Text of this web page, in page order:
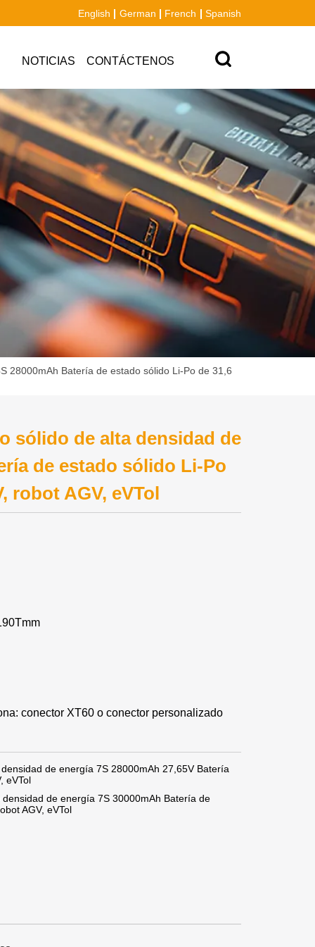
English German French Spanish
NOTICIAS CONTÁCTENOS
28000mAh Batería de estado sólido Li-Po de 31,6
sólido de alta densidad de
de estado sólido Li-Po
robot AGV, eVTol
conector XT60 o conector personalizado
de energía 7S 28000mAh 27,65V Batería
eVTol
de energía 7S 30000mAh Batería de
AGV, eVTol